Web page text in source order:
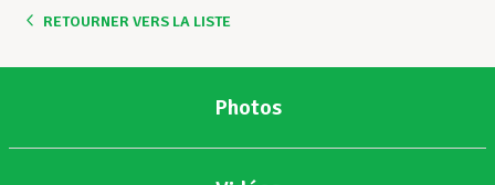
RETOURNER VERS LA LISTE
Photos